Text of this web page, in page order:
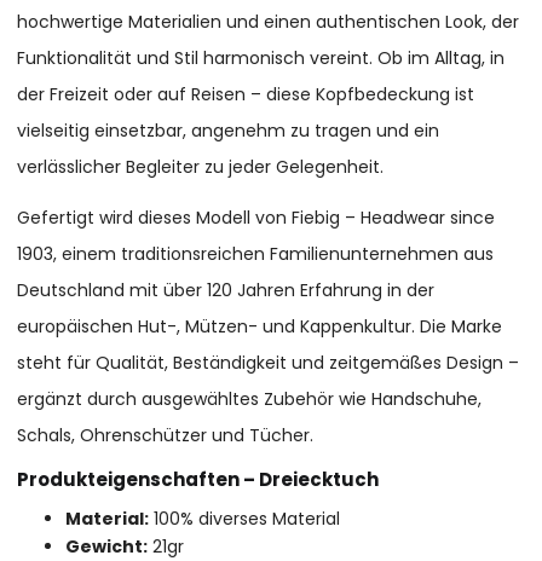
hochwertige Materialien und einen authentischen Look, der
Funktionalität und Stil harmonisch vereint. Ob im Alltag, in
der Freizeit oder auf Reisen – diese Kopfbedeckung ist
vielseitig einsetzbar, angenehm zu tragen und ein
verlässlicher Begleiter zu jeder Gelegenheit.
Gefertigt wird dieses Modell von Fiebig – Headwear since
1903, einem traditionsreichen Familienunternehmen aus
Deutschland mit über 120 Jahren Erfahrung in der
europäischen Hut-, Mützen- und Kappenkultur. Die Marke
steht für Qualität, Beständigkeit und zeitgemäßes Design –
ergänzt durch ausgewähltes Zubehör wie Handschuhe,
Schals, Ohrenschützer und Tücher.
Produkteigenschaften – Dreiecktuch
Material: 100% diverses Material
Gewicht: 21gr